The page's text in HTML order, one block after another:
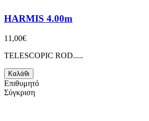
HARMIS 4.00m
11,00€
TELESCOPIC ROD.....
Καλάθι
Επιθυμητό
Σύγκριση